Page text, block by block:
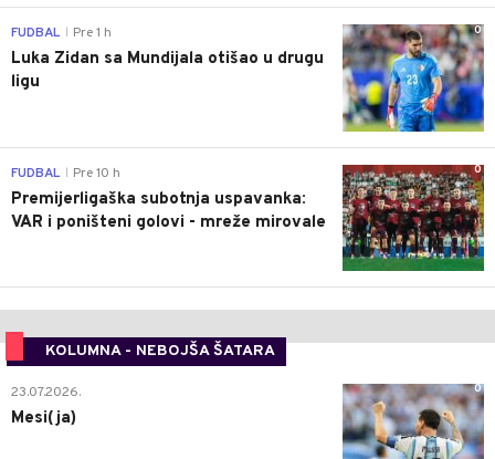
0
FUDBAL Pre 1 h
Luka Zidan sa Mundijala otišao u drugu
ligu
0
FUDBAL Pre 10 h
Premijerligaška subotnja uspavanka:
VAR i poništeni golovi - mreže mirovale
KOLUMNA - NEBOJŠA ŠATARA
0
23.07.2026.
Mesi(ja)